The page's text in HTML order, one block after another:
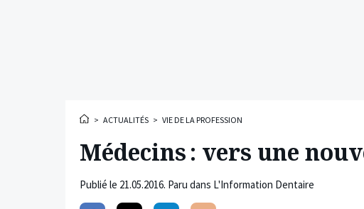
> ACTUALITÉS > VIE DE LA PROFESSION
Médecins : vers une
Publié le 21.05.2016. Paru dans L'Information Dentaire